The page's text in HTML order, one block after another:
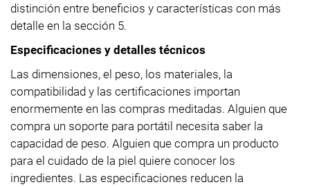
distinción entre beneficios y características con más
detalle en la sección 5.
Especificaciones y detalles técnicos
Las dimensiones, el peso, los materiales, la
compatibilidad y las certificaciones importan
enormemente en las compras meditadas. Alguien que
compra un soporte para portátil necesita saber la
capacidad de peso. Alguien que compra un producto
para el cuidado de la piel quiere conocer los
ingredientes. Las especificaciones reducen la